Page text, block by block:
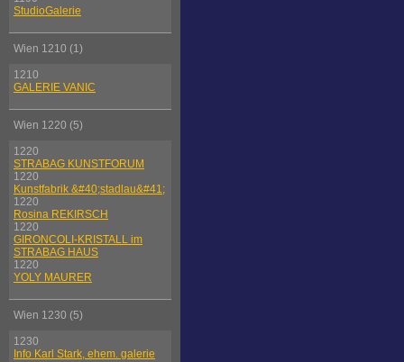
StudioGalerie
Wien 1210 (1)
1210
GALERIE VANIC
Wien 1220 (5)
1220
STRABAG KUNSTFORUM
1220
Kunstfabrik &#40;stadlau&#41;
1220
Rosina REKIRSCH
1220
GIRONCOLI-KRISTALL im
STRABAG HAUS
1220
YOLY MAURER
Wien 1230 (5)
1230
Info Karl Stark, ehem. galerie